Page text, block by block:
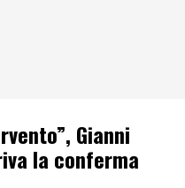
Gianni
la conferma